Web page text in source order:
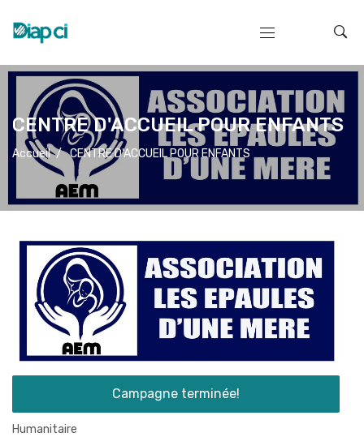
CENTRE D'ACCUEIL POUR ENFANTS
Accueil / CENTRE D'ACCUEIL POUR ENFANTS
Campagne terminée!
Humanitaire